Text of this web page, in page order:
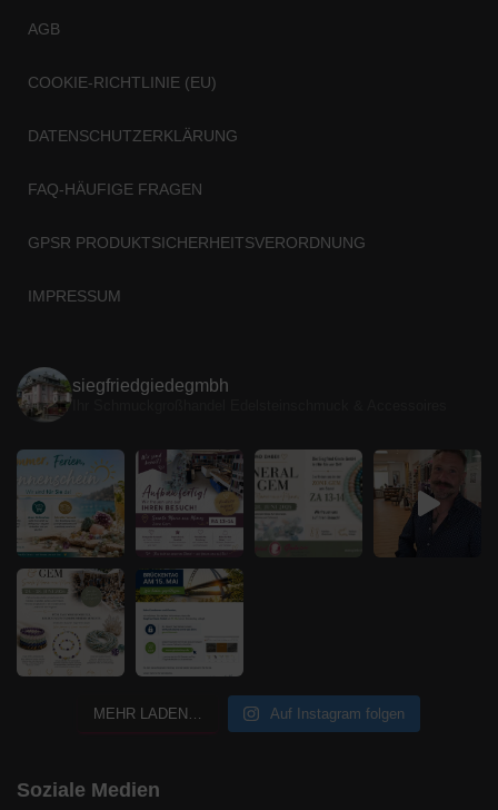
AGB
COOKIE-RICHTLINIE (EU)
DATENSCHUTZERKLÄRUNG
FAQ-HÄUFIGE FRAGEN
GPSR PRODUKTSICHERHEITSVERORDNUNG
IMPRESSUM
siegfriedgiedegmbh
MEHR LADEN… Auf Instagram folgen
Soziale Medien